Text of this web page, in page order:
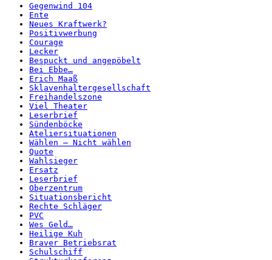
Gegenwind 104
Ente
Neues Kraftwerk?
Positivwerbung
Courage
Lecker
Bespuckt und angepöbelt
Bei Ebbe…
Erich Maaß
Sklavenhaltergesellschaft
Freihandelszone
Viel Theater
Leserbrief
Sündenböcke
Ateliersituationen
Wählen – Nicht wählen
Quote
Wahlsieger
Ersatz
Leserbrief
Oberzentrum
Situationsbericht
Rechte Schläger
PVC
Wes Geld…
Heilige Kuh
Braver Betriebsrat
Schulschiff